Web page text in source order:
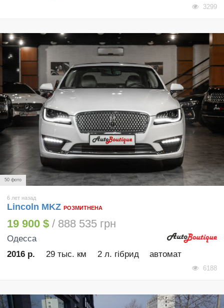
3299
50 фото
6 лет назад
Lincoln MKZ РОЗМИТНЕНА
19 900 $ / 888 535 грн
Одесса
2016 р.
29 тыс. км 2 л. гібрид автомат
6188